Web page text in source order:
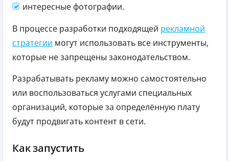
интересные фотографии.
В процессе разработки подходящей рекламной
стратегии могут использовать все инструменты,
которые не запрещены законодательством.
Разрабатывать рекламу можно самостоятельно
или воспользоваться услугами специальных
организаций, которые за определённую плату
будут продвигать контент в сети.
Как запустить